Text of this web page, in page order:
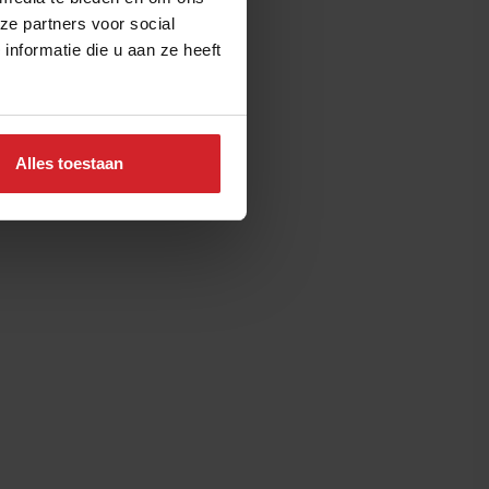
partners voor social
die u aan ze heeft
Alles toestaan